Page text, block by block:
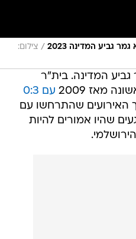
גביע המדינה 2023 / צילום:
המדינה. בית"ר
מאז 2009
עם 0:3
האירועים שהתרחשו עם
שהיו אמורים להיות